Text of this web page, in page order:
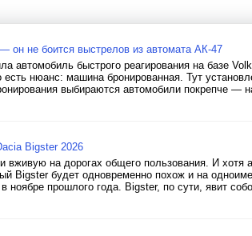
не боится выстрелов из автомата АК-47
автомобиль быстрого реагирования на базе
нюанс: машина бронированная. Тут
выбираются автомобили покрепче —
Bigster 2026
вживую на дорогах общего пользования. И хотя
Bigster будет одновременно похож и на
ноябре прошлого года. Bigster, по сути, явит